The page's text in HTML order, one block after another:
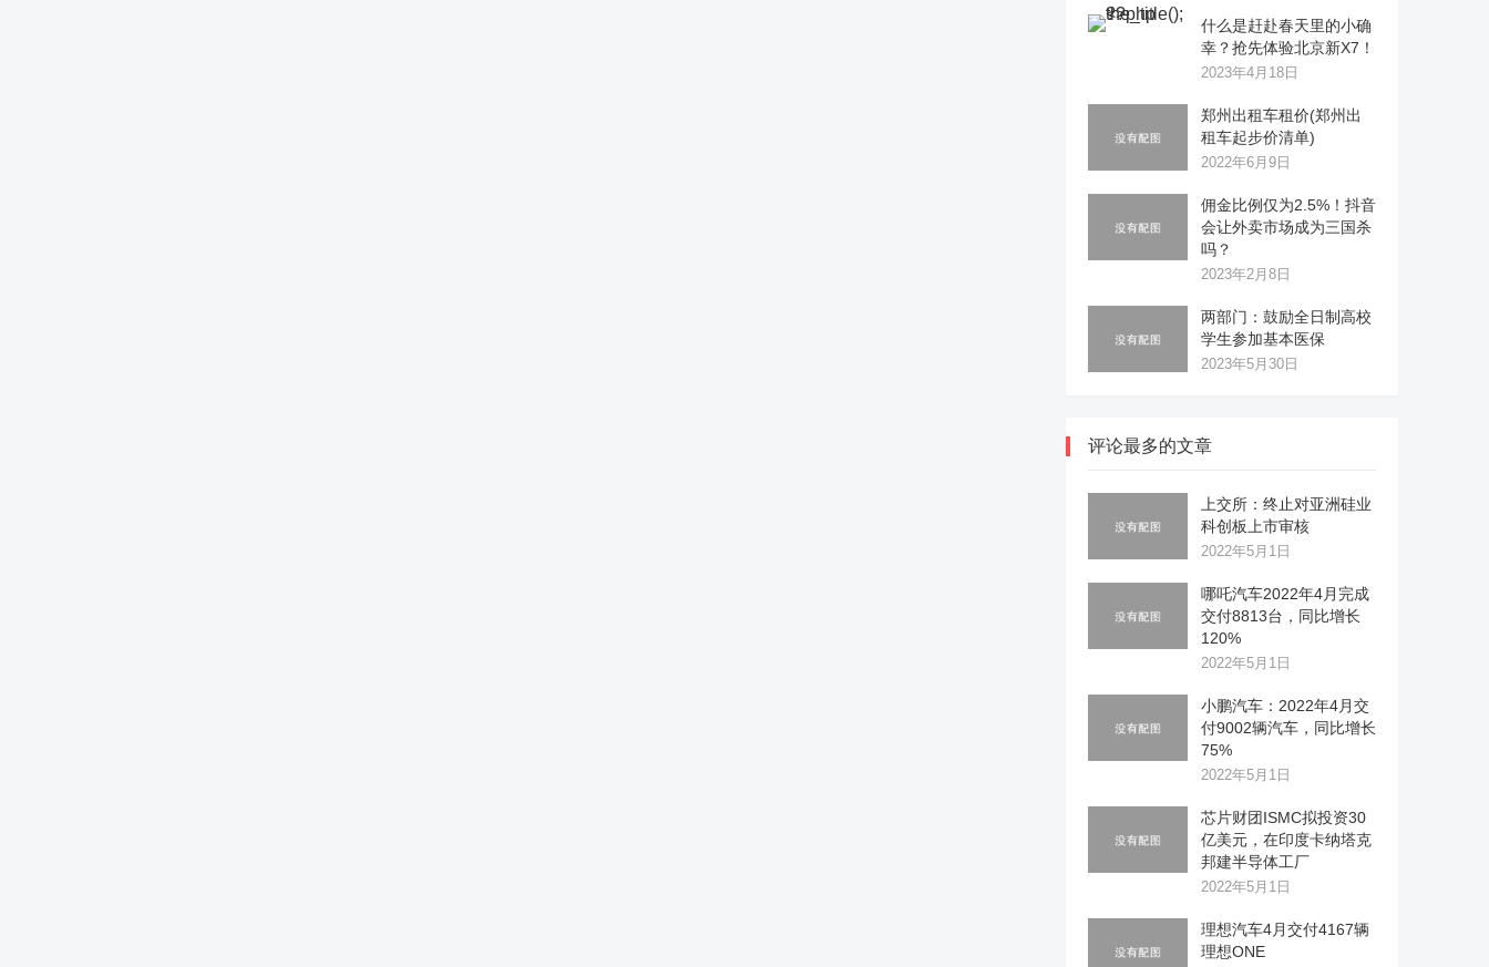
什么是赶赴春天里的小确
幸？抢先体验北京新X7！
2023年4月18日
郑州出租车租价(郑州出
租车起步价清单)
2022年6月9日
佣金比例仅为2.5%！抖音
会让外卖市场成为三国杀
吗？
2023年2月8日
两部门：鼓励全日制高校
学生参加基本医保
2023年5月30日
评论最多的文章
上交所：终止对亚洲硅业
科创板上市审核
2022年5月1日
哪吒汽车2022年4月完成
交付8813台，同比增长
120%
2022年5月1日
小鹏汽车：2022年4月交
付9002辆汽车，同比增长
75%
2022年5月1日
芯片财团ISMC拟投资30
亿美元，在印度卡纳塔克
邦建半导体工厂
2022年5月1日
理想汽车4月交付4167辆
理想ONE